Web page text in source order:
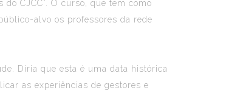
CJCC”. O curso, que tem como
alvo os professores da rede
Diria que esta é uma data histórica
as experiências de gestores e